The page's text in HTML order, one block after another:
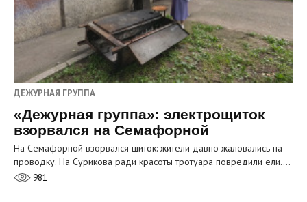
ДЕЖУРНАЯ ГРУППА
«Дежурная группа»: электрощиток
взорвался на Семафорной
На Семафорной взорвался щиток: жители давно жаловались на
проводку. На Сурикова ради красоты тротуара повредили ели.…
981